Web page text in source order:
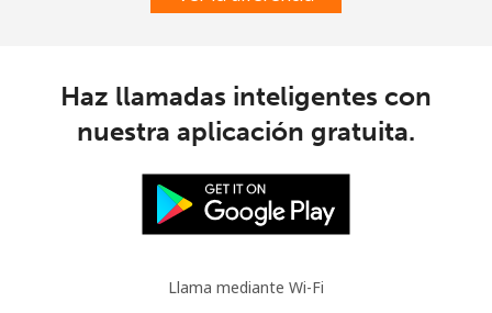
Haz llamadas inteligentes con
nuestra aplicación gratuita.
Llama mediante Wi-Fi